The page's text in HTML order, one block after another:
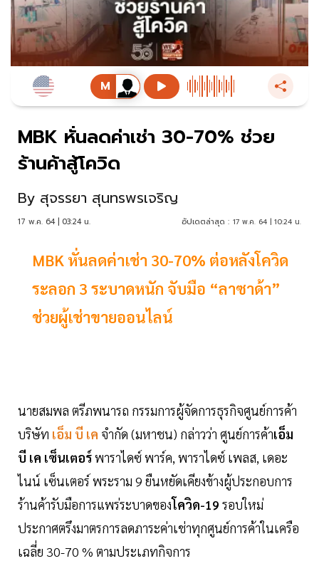
MBK หั่นลดค่าเช่า 30-70% ช่วย
ร้านค้าสู้โควิด
By สุจรรยา สุนทรพรเจริญ
17 พ.ค. 64 | 03:24 น. อัปเดตล่าสุด : 17 พ.ค. 64 | 10:24 น.
MBK หั่นลดค่าเช่า 30-70% ต่อหลังโควิด
ระลอก 3 ระบาดหนัก จับมือ “ลาซาด้า”
ช่วยผู้เช่าขายออนไลน์
นายสมพล ตรีภพนารถ กรรมการผู้จัดการธุรกิจศูนย์การค้า
บริษัท เอ็ม บี เค จำกัด (มหาชน) กล่าวว่า ศูนย์การค้าเอ็ม
บี เค เซ็นเตอร์พาราไดซ์ พาร์ค, พาราไดซ์ เพลส, เดอะ
ไนน์ เซ็นเตอร์ พระราม 9 ยืนหยัดเคียงข้างผู้ประกอบการ
ร้านค้ารับมือการแพร่ระบาดของโควิด-19 รอบใหม่
ประกาศตรึงมาตรการลดภาระค่าเช่าทุกศูนย์การค้าในเครือ
เฉลี่ย 30-70 % ตามประเภทกิจการ